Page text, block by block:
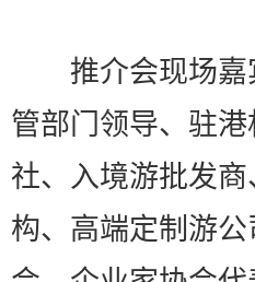
推介会现场嘉
管部门领导、驻
社、入境游批发
构、高端定制游